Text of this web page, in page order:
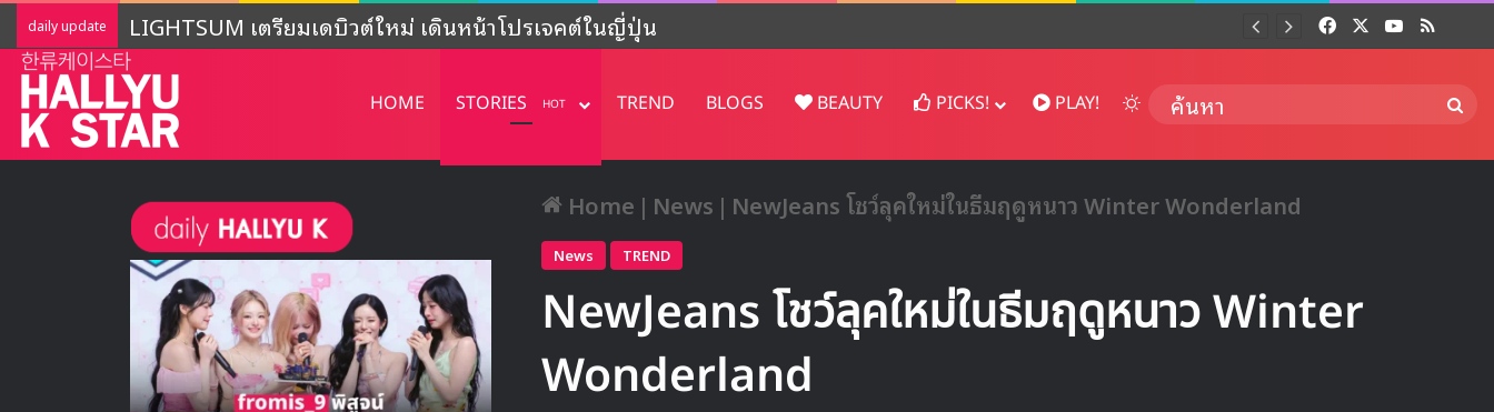
daily update เปิดโปรไฟล์ OURBIRTHDAY เกิร์ลกรุปน้องใหม่จากค่ายอิสระของ JYP พร้อมสมาชิกสาวไทย FacebookYouTube
RSS
HOME STORIES HOT TREND BLOGS BEAUTY PICKS! PLAY! Switch skin
Home | News | NewJeans โชว์ลุคใหม่ในธีมฤดูหนาว Winter Wonderland
News TREND
NewJeans โชว์ลุคใหม่ในธีมฤดูหนาว Winter
Wonderland